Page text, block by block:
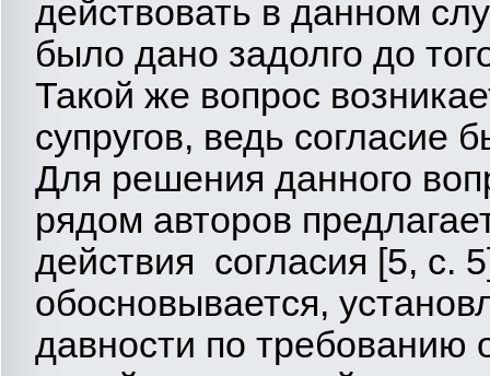
действовать в данном
было дано задолго до
Такой же вопрос
супругов, ведь согласие
Для решения данного
рядом авторов
действия согласия [5, с.
обосновывается,
давности по требованию